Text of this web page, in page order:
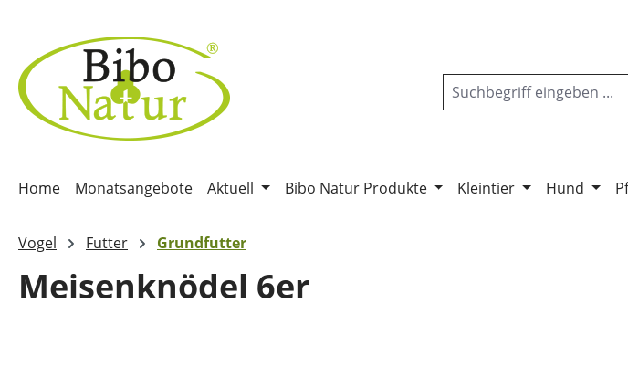
Home Monatsangebote Aktuell Bibo Natur Produkte Kleintier Hund
Vogel Futter Grundfutter
Meisenknödel 6er